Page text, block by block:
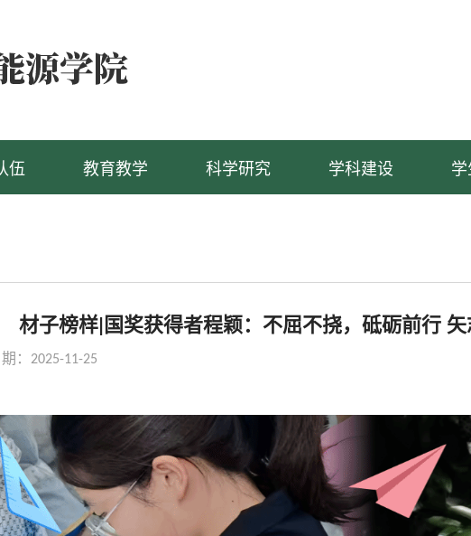
伍 教育教学 科学研究 学科建设
材子榜样|国奖获得者程颖：不屈不挠，砥砺前行
：2025-11-25